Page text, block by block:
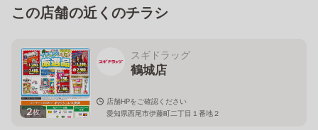
この店舗の近くのチラシ
2枚
スギドラッグ
鶴城店
店舗HPをご確認ください
愛知県西尾市伊藤町二丁目１番地２